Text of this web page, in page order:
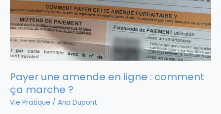
Payer une amende en ligne : comment
ça marche ?
Vie Pratique / Ana Dupont